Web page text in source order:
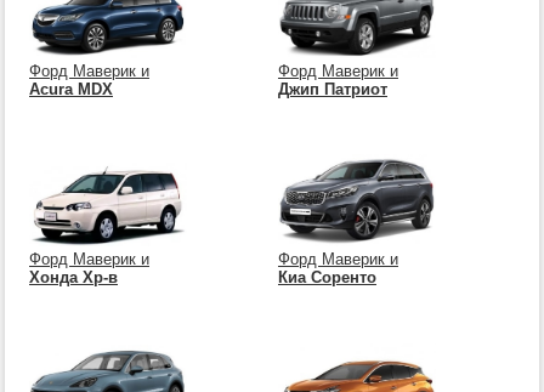
Форд Маверик и
Acura MDX
Форд Маверик и
Джип Патриот
Форд Маверик и
Хонда Хр-в
Форд Маверик и
Киа Соренто